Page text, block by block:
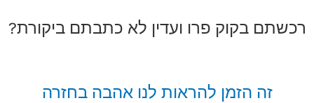
רכשתם בקוק פרו ועדין לא כתבתם ביקורת?
זה הזמן להראות לנו אהבה בחזרה